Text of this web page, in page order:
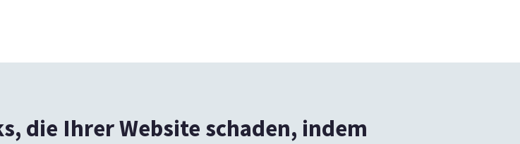
die Ihrer Website schaden, indem